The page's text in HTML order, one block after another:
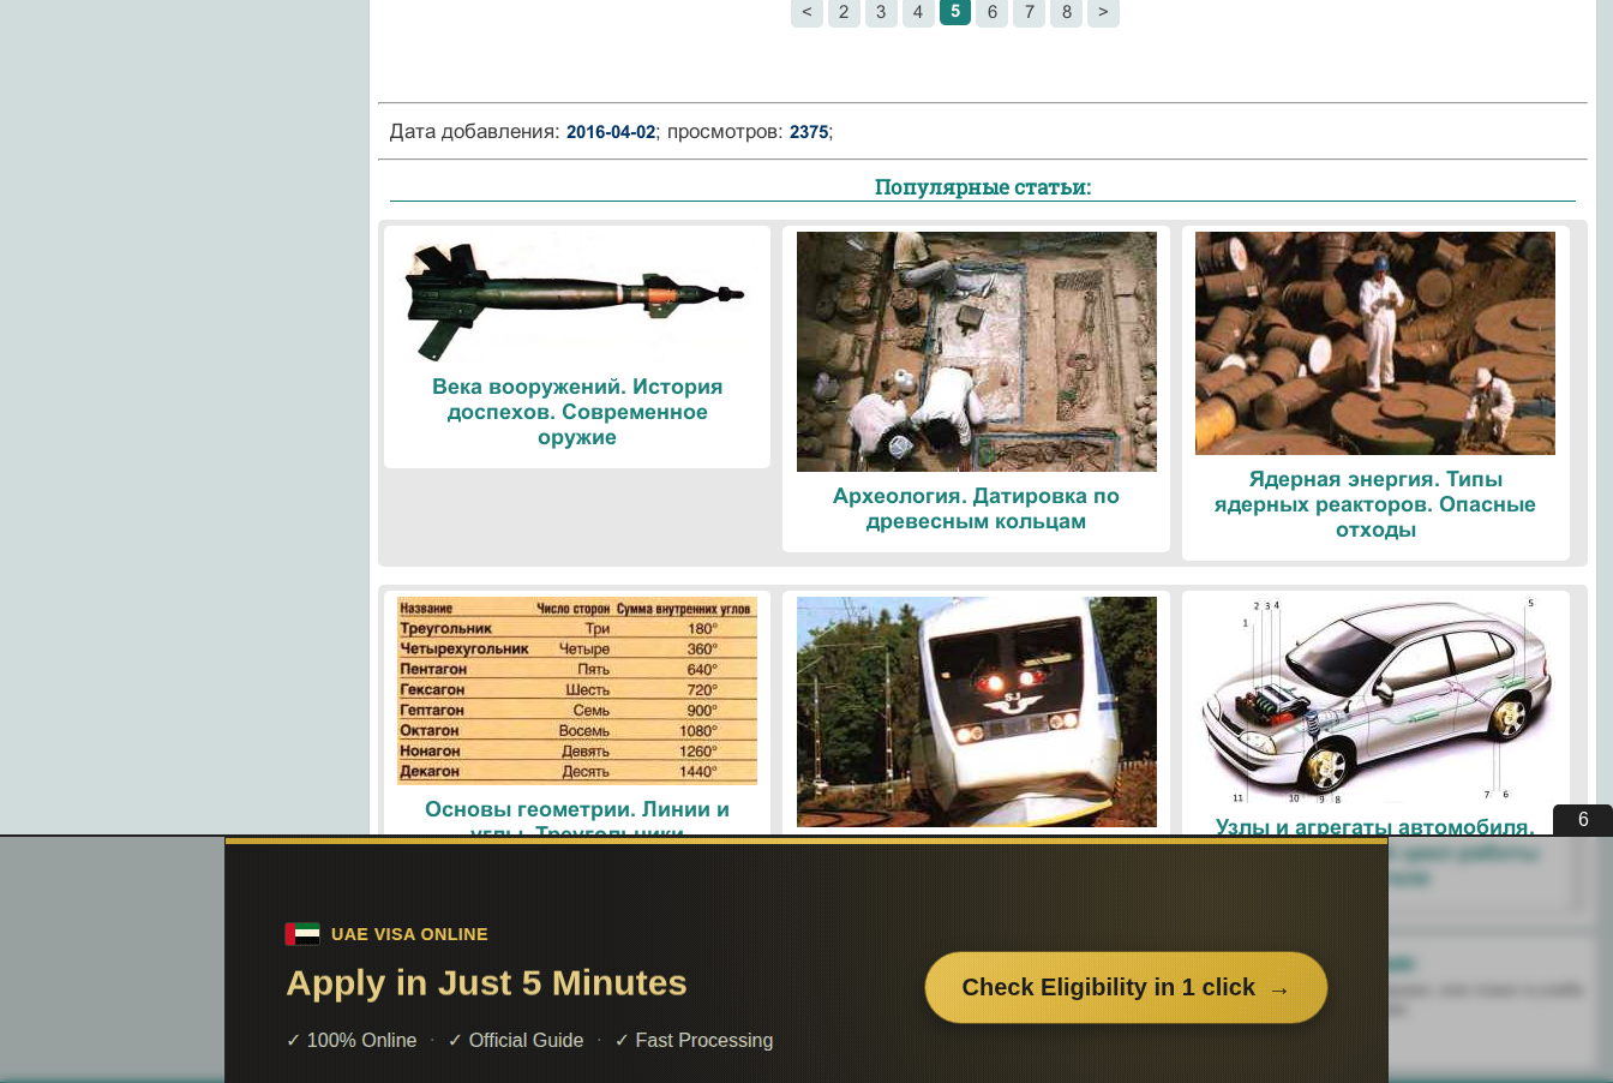
< 2 3 4 5 6 7 8 >
Дата добавления: 2016-04-02; просмотров: 2375;
Популярные статьи:
Века вооружений. История
доспехов. Современное
оружие
Археология. Датировка по
древесным кольцам
Ядерная энергия. Типы
ядерных реакторов. Опасные
отходы
Основы геометрии. Линии и
углы. Треугольники
Поезда. Современные
Узлы и агрегаты автомобиля.
Четырехтактный цикл работы
двигателя
При помощи поиска вы сможете найти нужную вам информацию.
Поделитесь с друзьями:
Если вам перенёс пользу информационный материал, или помог в учебе
– поделитесь этим сайтом с друзьями и знакомыми.
5